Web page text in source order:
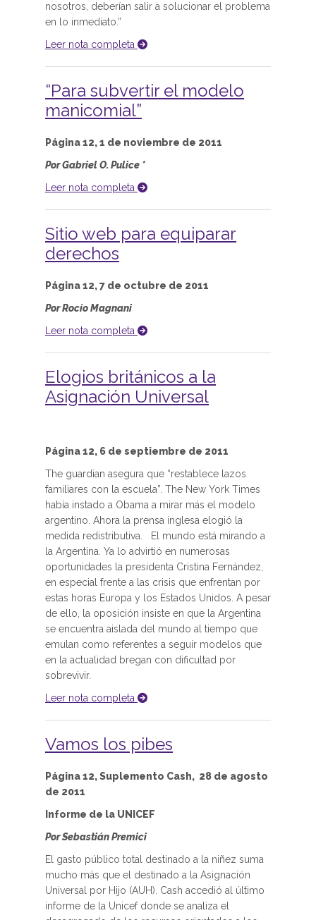
nosotros, deberían salir a solucionar el problema
en lo inmediato.”
Leer nota completa
“Para subvertir el modelo
manicomial”
Página 12, 1 de noviembre de 2011
Por Gabriel O. Pulice *
Leer nota completa
Sitio web para equiparar
derechos
Página 12, 7 de octubre de 2011
Por Rocío Magnani
Leer nota completa
Elogios británicos a la
Asignación Universal
Página 12, 6 de septiembre de 2011
The guardian asegura que “restablece lazos
familiares con la escuela”. The New York Times
había instado a Obama a mirar más el modelo
argentino. Ahora la prensa inglesa elogió la
medida redistributiva. El mundo está mirando a
la Argentina. Ya lo advirtió en numerosas
oportunidades la presidenta Cristina Fernández,
en especial frente a las crisis que enfrentan por
estas horas Europa y los Estados Unidos. A pesar
de ello, la oposición insiste en que la Argentina
se encuentra aislada del mundo al tiempo que
emulan como referentes a seguir modelos que
en la actualidad bregan con dificultad por
sobrevivir.
Leer nota completa
Vamos los pibes
Página 12, Suplemento Cash, 28 de agosto
de 2011
Informe de la UNICEF
Por Sebastián Premici
El gasto público total destinado a la niñez suma
mucho más que el destinado a la Asignación
Universal por Hijo (AUH). Cash accedió al último
informe de la Unicef donde se analiza el